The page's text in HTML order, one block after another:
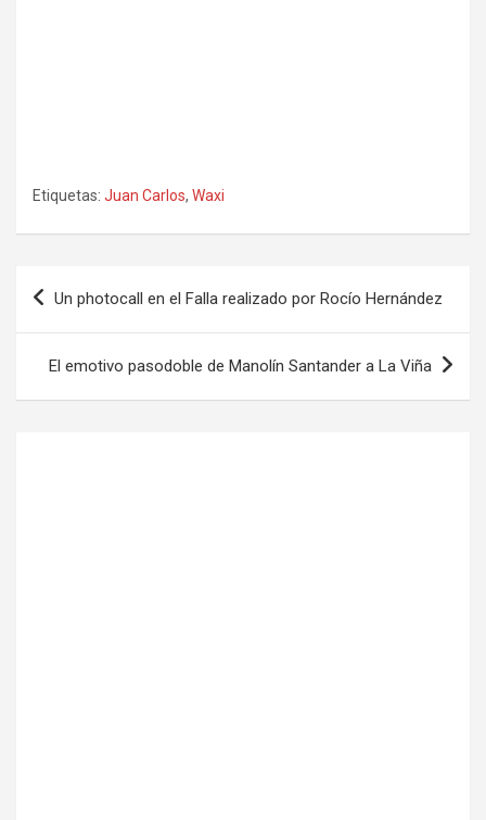
Etiquetas: Juan Carlos, Waxi
Navegación
entradas
Un photocall en el Falla realizado por Rocío Hernández
El emotivo pasodoble de Manolín Santander a La Viña